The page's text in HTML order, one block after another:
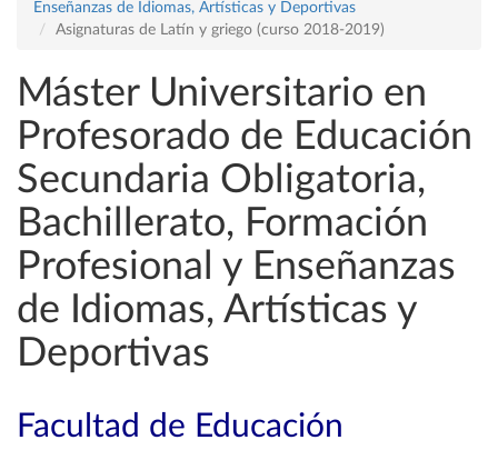
Enseñanzas de Idiomas, Artísticas y Deportivas
Asignaturas de Latín y griego (curso 2018-2019)
Máster Universitario en
Profesorado de Educación
Secundaria Obligatoria,
Bachillerato, Formación
Profesional y Enseñanzas
de Idiomas, Artísticas y
Deportivas
Facultad de Educación